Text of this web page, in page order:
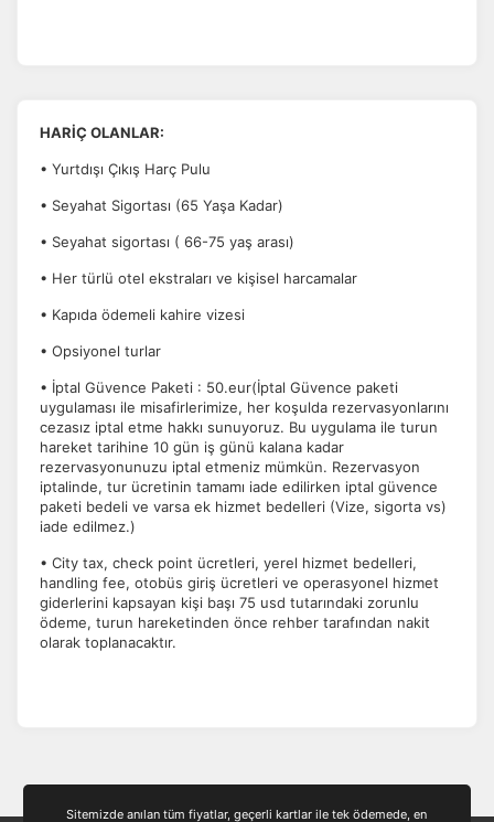
HARİÇ OLANLAR:
• Yurtdışı Çıkış Harç Pulu
• Seyahat Sigortası (65 Yaşa Kadar)
• Seyahat sigortası ( 66-75 yaş arası)
• Her türlü otel ekstraları ve kişisel harcamalar
• Kapıda ödemeli kahire vizesi
• Opsiyonel turlar
• İptal Güvence Paketi : 50.eur(İptal Güvence paketi
uygulaması ile misafirlerimize, her koşulda rezervasyonlarını
cezasız iptal etme hakkı sunuyoruz. Bu uygulama ile turun
hareket tarihine 10 gün iş günü kalana kadar
rezervasyonunuzu iptal etmeniz mümkün. Rezervasyon
iptalinde, tur ücretinin tamamı iade edilirken iptal güvence
paketi bedeli ve varsa ek hizmet bedelleri (Vize, sigorta vs)
iade edilmez.)
• City tax, check point ücretleri, yerel hizmet bedelleri,
handling fee, otobüs giriş ücretleri ve operasyonel hizmet
giderlerini kapsayan kişi başı 75 usd tutarındaki zorunlu
ödeme, turun hareketinden önce rehber tarafından nakit
olarak toplanacaktır.
Sitemizde anılan tüm fiyatlar, geçerli kartlar ile tek ödemede, en